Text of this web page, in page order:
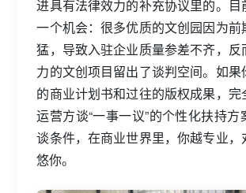
进具有法律效力的补充协议里的。目
一个机会：很多优质的文创园因为前
猛，导致入驻企业质量参差不齐，反
力的文创项目留出了谈判空间。如果
的商业计划书和过往的版权成果，完
运营方谈“一事一议”的个性化扶持方
谈条件，在商业世界里，你越专业，
悠你。